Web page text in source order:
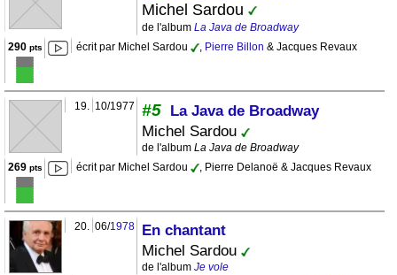
Michel Sardou
de l'album La Java de Broadway
290pts écrit par Michel Sardou , Pierre Billon & Jacques Revaux
19. 10/1977 #5 La Java de Broadway
Michel Sardou
de l'album La Java de Broadway
269pts écrit par Michel Sardou , Pierre Delanoë & Jacques Revaux
20. 06/1978
En chantant
Michel Sardou
de l'album Je vole